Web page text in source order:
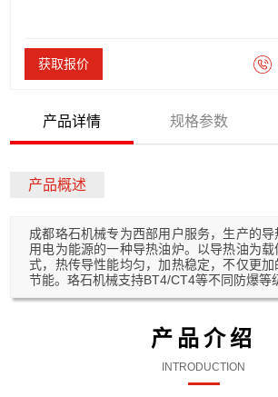
获取报价
产品详情 规格参数
产品概述
成都珞石机械专为西部用户服务，生产的
用电为能源的一种导热油炉。以导热油为
式，热传导性能均匀，加热稳定，不仅更
节能。珞石机械支持BT4/CT4等不同防爆等
产品介绍
INTRODUCTION